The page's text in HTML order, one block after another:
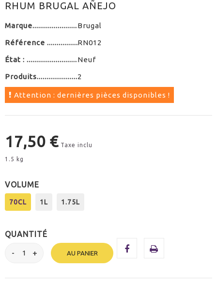
RHUM BRUGAL AÑEJO
Marque Brugal
Référence RN012
État : Neuf
Produits 2
Attention : dernières pièces disponibles !
17,50 € Taxe inclu
1.5 kg
VOLUME
70CL 1L 1.75L
QUANTITÉ
AU PANIER